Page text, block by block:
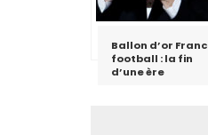
Ballon d’or
football : la fin
d’une ère